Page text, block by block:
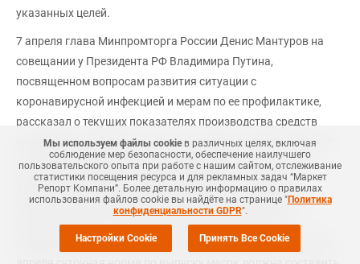
указанных целей.
7 апреля глава Минпромторга России Денис Мантуров на
совещании у Президента РФ Владимира Путина,
посвященном вопросам развития ситуации с
коронавирусной инфекцией и мерам по ее профилактике,
рассказал о текущих показателях производства средств
индивидуальной защиты. По его словам, на данный момент
российские предприятия изготавливают почти 1,6 млн
медицинских масок, которые можно использовать в
медицинских учреждениях. Помимо этого отшиваются
марлевые маски, которые имеют регистрационное
медицинское удостоверение. Ориентировочно в 20-х числах
Мы используем файлы cookieв различных целях, включая
соблюдение мер безопасности, обеспечение наилучшего
пользовательского опыта при работе с нашим сайтом, отслеживание
статистики посещения ресурса и для рекламных задач “Маркет
Репорт Компани”. Более детальную информацию о правилах
использования файлов cookie вы найдёте на странице "Политика
конфиденциальности GDPR".
Настройки Cookie Принять Все Cookie